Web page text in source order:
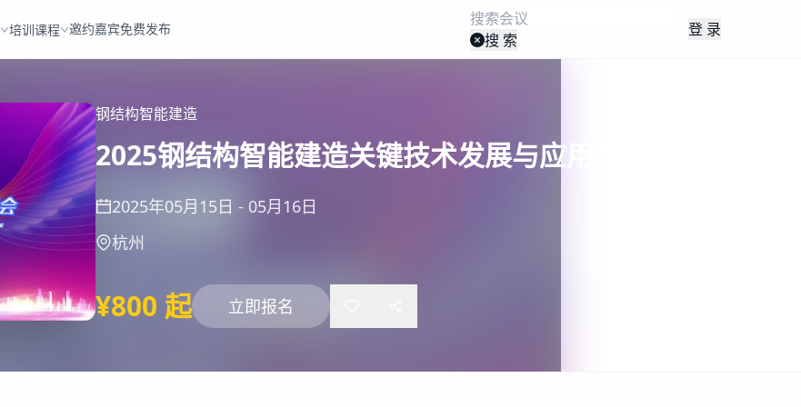
培训课程 邀约嘉宾免费发布
搜 索
登 录
钢结构智能建造
2025钢结构智能建造关键技术发展与应用交流会
2025年05月15日 - 05月16日
杭州
¥800 起 立即报名